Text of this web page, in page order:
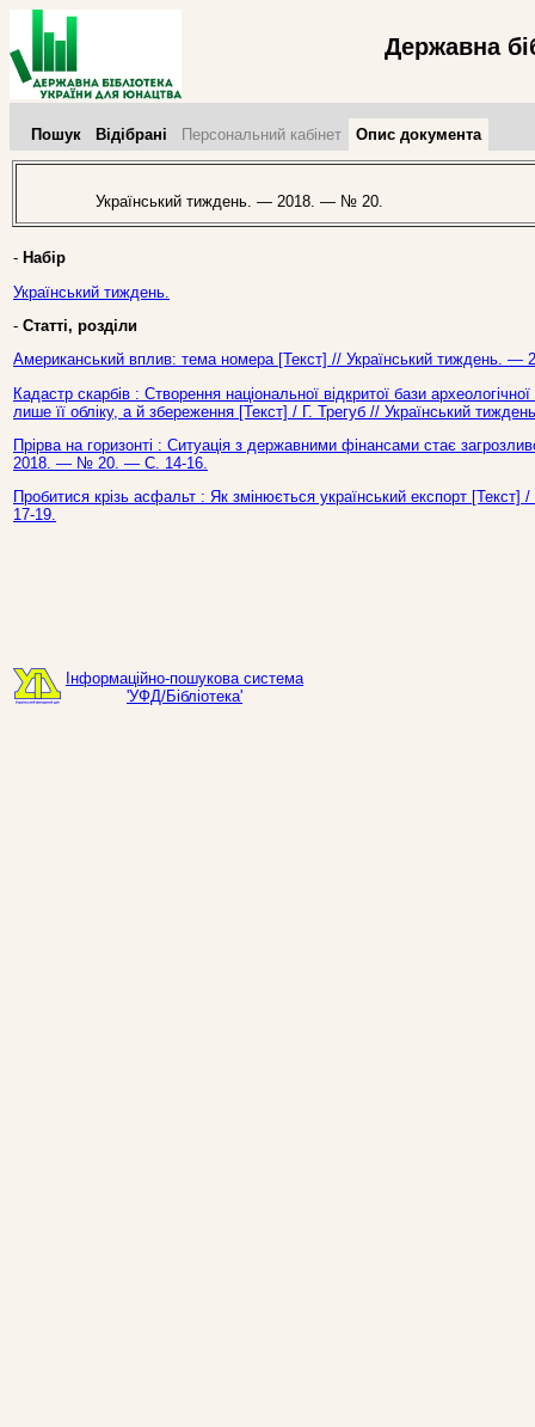
Державна
Пошук Відібрані Персональний кабінет Опис документа
Український тиждень. — 2018. — № 20.
- Набір
Український тиждень.
- Статті, розділи
Американський вплив: тема номера [Текст] // Український
Кадастр скарбів : Створення національної відкритої бази
лише її обліку, а й збереження [Текст] / Г. Трегуб // Український
Прірва на горизонті : Ситуація з державними фінансами стає
2018. — № 20. — С. 14-16.
Пробитися крізь асфальт : Як змінюється український експорт
17-19.
Інформаційно-пошукова система
'УФД/Бібліотека'